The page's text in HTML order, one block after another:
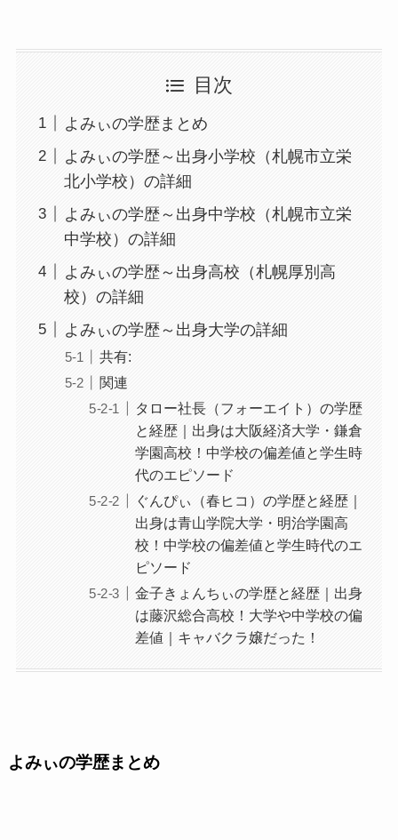
目次
よみぃの学歴まとめ
よみぃの学歴～出身小学校（札幌市立栄
北小学校）の詳細
よみぃの学歴～出身中学校（札幌市立栄
中学校）の詳細
よみぃの学歴～出身高校（札幌厚別高
校）の詳細
よみぃの学歴～出身大学の詳細
共有:
関連
タロー社長（フォーエイト）の学歴
と経歴｜出身は大阪経済大学・鎌倉
学園高校！中学校の偏差値と学生時
代のエピソード
ぐんぴぃ（春ヒコ）の学歴と経歴｜
出身は青山学院大学・明治学園高
校！中学校の偏差値と学生時代のエ
ピソード
金子きょんちぃの学歴と経歴｜出身
は藤沢総合高校！大学や中学校の偏
差値｜キャバクラ嬢だった！
よみぃの学歴まとめ